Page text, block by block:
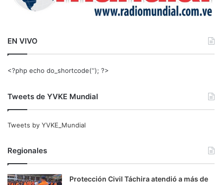
EN VIVO
<?php echo do_shortcode(‘‘); ?>
Tweets de YVKE Mundial
Tweets by YVKE_Mundial
Regionales
Protección Civil Táchira atendió a más de